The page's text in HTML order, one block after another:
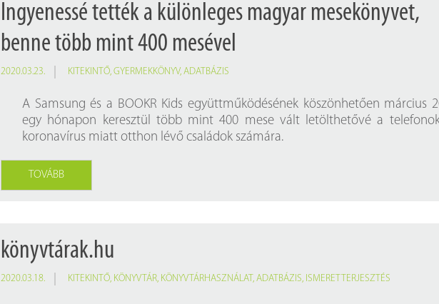
Ingyenessé tették a különleges magyar mesekönyvet,
benne több mint 400 mesével
2020.03.23. KITEKINTŐ,GYERMEKKÖNYV,ADATBÁZIS
A Samsung és a BOOKR Kids együttműködésének köszönhetően március
egy hónapon keresztül több mint 400 mese vált letölthetővé a
koronavírus miatt otthon lévő családok számára.
TOVÁBB
könyvtárak.hu
2020.03.18. KITEKINTŐ, KÖNYVTÁR, KÖNYVTÁRHASZNÁLAT,ADATBÁZIS, ISMERETTERJESZTÉS